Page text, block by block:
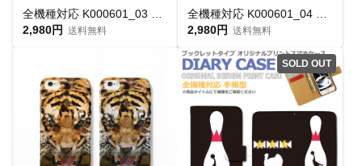
2,980円 送料無料
2,980円 送料無料
SOLD OUT